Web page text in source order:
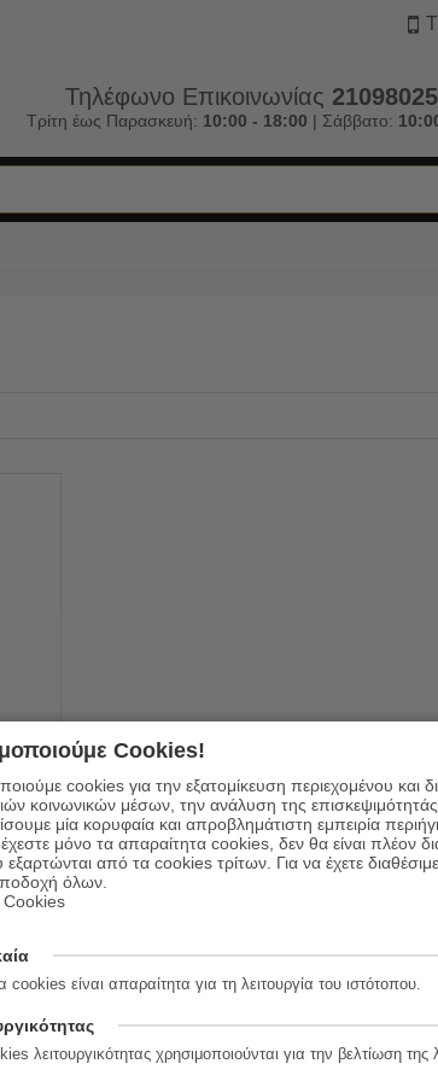
Τηλέφωνο Επικοινωνίας
Τρίτη έως Παρασκευή: 10:00 - 18:00 | Σάββατο:
€
€
Cookies!
cookies για την εξατομίκευση περιεχομένου και
κοινωνικών μέσων, την ανάλυση της
μία κορυφαία και απροβλημάτιστη εμπειρία
μόνο τα απαραίτητα cookies, δεν θα είναι πλέον
από τα cookies τρίτων. Για να έχετε
όλων.
Cookies
cookies είναι απαραίτητα για τη λειτουργία του ιστότοπου.
λειτουργικότητας χρησιμοποιούνται για την βελτίωση της